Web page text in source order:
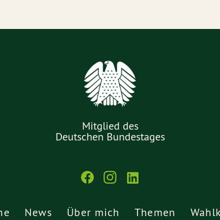
Mitglied des
Deutschen Bundestages
News Über mich Themen